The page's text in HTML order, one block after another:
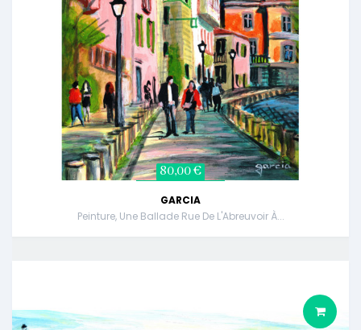
80,00 €
GARCIA
Peinture, Une Ballade Rue De L'Abreuvoir À...